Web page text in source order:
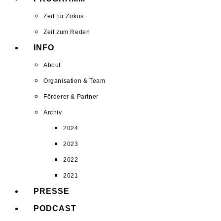
Zeit für Zirkus
Zeit zum Reden
INFO
About
Organisation & Team
Förderer & Partner
Archiv
2024
2023
2022
2021
PRESSE
PODCAST